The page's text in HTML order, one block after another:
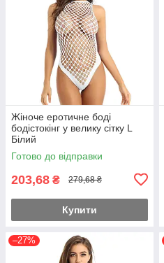
Жіноче еротичне боді
бодістокінг у велику сітку L
Білий
Готово до відправки
203,68 ₴ 279,68 ₴
Купити
–27%